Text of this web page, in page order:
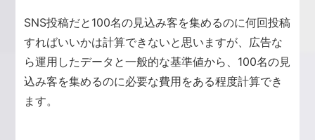
SNS投稿だと100名の見込み客を集めるのに何回投稿
すればいいかは計算できないと思いますが、広告な
ら運用したデータと一般的な基準値から、100名の見
込み客を集めるのに必要な費用をある程度計算でき
ます。